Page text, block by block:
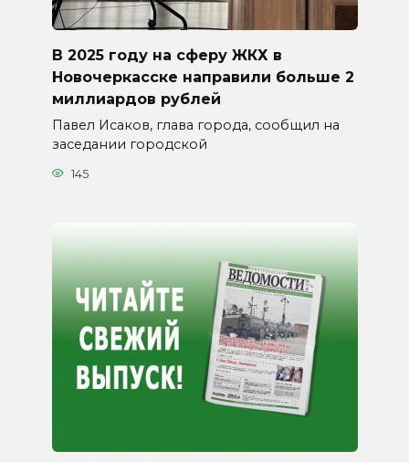
В 2025 году на сферу ЖКХ в
Новочеркасске направили больше 2
миллиардов рублей
Павел Исаков, глава города, сообщил на
заседании городской
145